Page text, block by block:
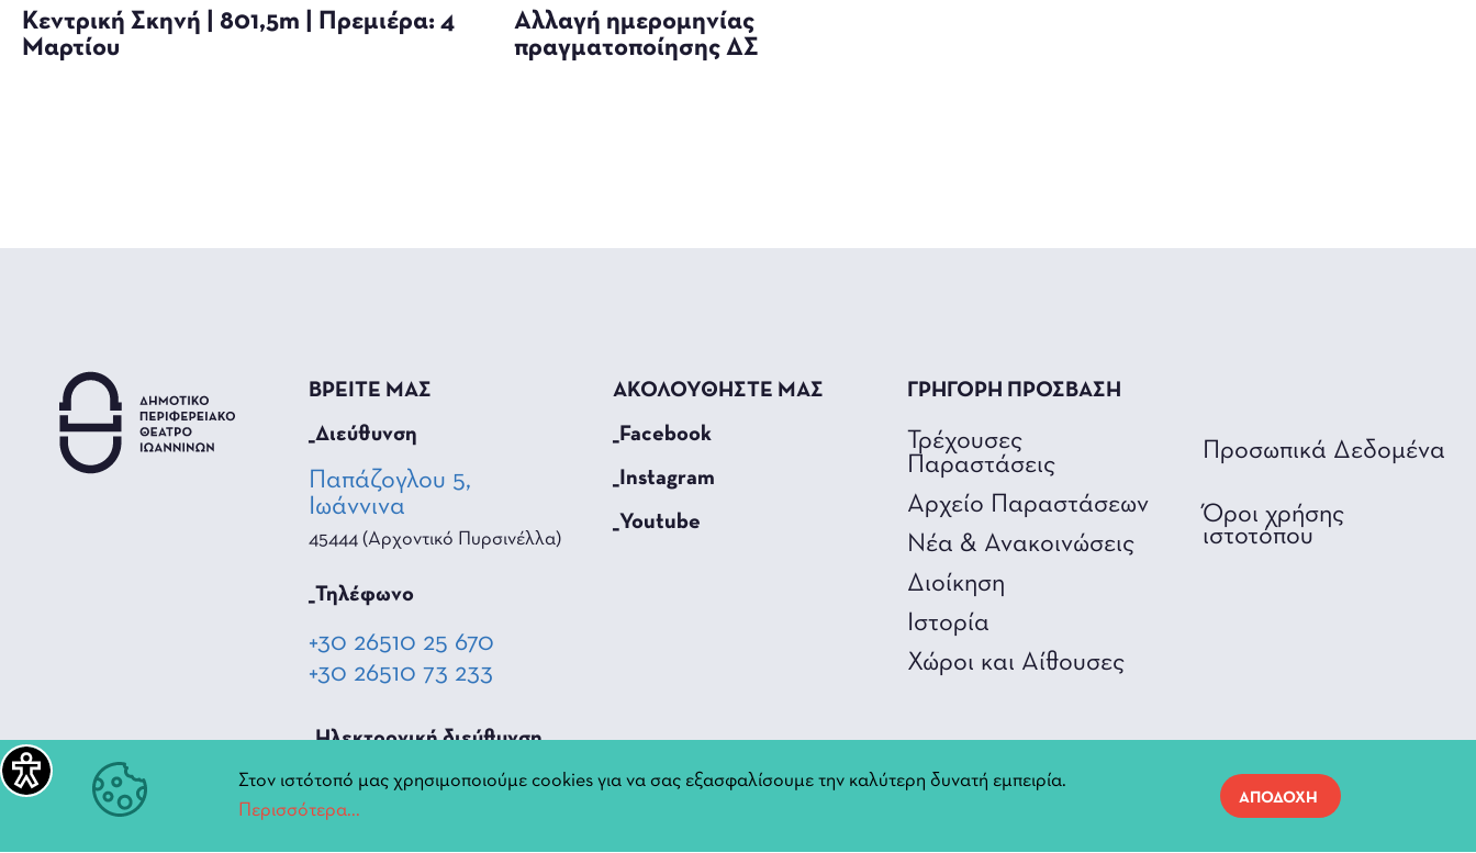
Κεντρική Σκηνή | 801,5m | Πρεμιέρα: 4
Μαρτίου
Αλλαγή ημερομηνίας
πραγματοποίησης ΔΣ
ΒΡΕΙΤΕ ΜΑΣ
_Διεύθυνση
Παπάζογλου 5,
Ιωάννινα
45444 (Αρχοντικό Πυρσινέλλα)
_Τηλέφωνο
+30 26510 25 670
+30 26510 73 233
_Hλεκτρονική διεύθυνση
diperiftheat@ioannina.gr
ΑΚΟΛΟΥΘΗΣΤΕ ΜΑΣ
_Facebook
_Instagram
_Youtube
ΓΡΗΓΟΡΗ ΠΡΟΣΒΑΣΗ
Τρέχουσες
Παραστάσεις
Αρχείο Παραστάσεων
Νέα & Ανακοινώσεις
Διοίκηση
Ιστορία
Χώροι και Αίθουσες
Προσωπικά Δεδομένα
Όροι χρήσης
ιστοτόπου
Στον ιστότοπό μας χρησιμοποιούμε cookies για να σας εξασφαλίσουμε την καλύτερη δυνατή εμπειρία.
Περισσότερα...
ΑΠΟΔΟΧΗ